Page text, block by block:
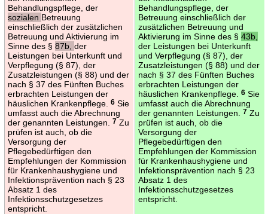
Behandlungspflege, der
sozialen Betreuung
einschließlich der zusätzlichen
Betreuung und Aktivierung im
Sinne des § 87b, der
Leistungen bei Unterkunft und
Verpflegung (§ 87), der
Zusatzleistungen (§ 88) und der
nach § 37 des Fünften Buches
erbrachten Leistungen der
häuslichen Krankenpflege.
6Sie
umfasst auch die Abrechnung
der genannten Leistungen.
7Zu
prüfen ist auch, ob die
Versorgung der
Pflegebedürftigen den
Empfehlungen der Kommission
für Krankenhaushygiene und
Infektionsprävention nach § 23
Absatz 1 des
Infektionsschutzgesetzes
entspricht.
Behandlungspflege, der
Betreuung einschließlich der
zusätzlichen Betreuung und
Aktivierung im Sinne des § 43b,
der Leistungen bei Unterkunft
und Verpflegung (§ 87), der
Zusatzleistungen (§ 88) und der
nach § 37 des Fünften Buches
erbrachten Leistungen der
häuslichen Krankenpflege.
6Sie
umfasst auch die Abrechnung
der genannten Leistungen.
7Zu
prüfen ist auch, ob die
Versorgung der
Pflegebedürftigen den
Empfehlungen der Kommission
für Krankenhaushygiene und
Infektionsprävention nach § 23
Absatz 1 des
Infektionsschutzgesetzes
entspricht.